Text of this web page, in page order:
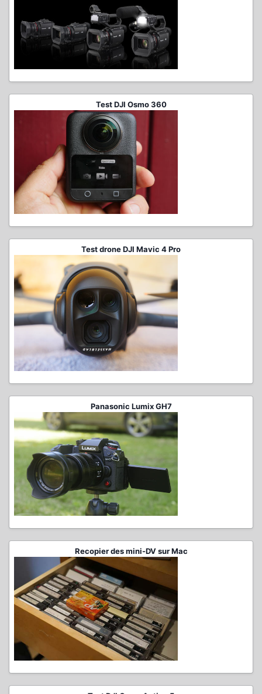
Test DJI Osmo 360
Test drone DJI Mavic 4 Pro
Panasonic Lumix GH7
Recopier des mini-DV sur Mac